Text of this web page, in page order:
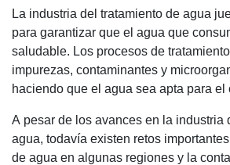
La industria del tratamiento de agua
para garantizar que el agua que
saludable. Los procesos de
impurezas, contaminantes y
haciendo que el agua sea apta para el
A pesar de los avances en la industria
agua, todavía existen retos
de agua en algunas regiones y la